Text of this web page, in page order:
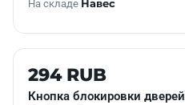
На складе Навес
Б/У В НАЛИЧИИ
294 RUB
Кнопка блокировки дверей